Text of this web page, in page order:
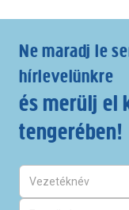
Ne maradj le
hírlevelünkre
és merülj el
tengerében!